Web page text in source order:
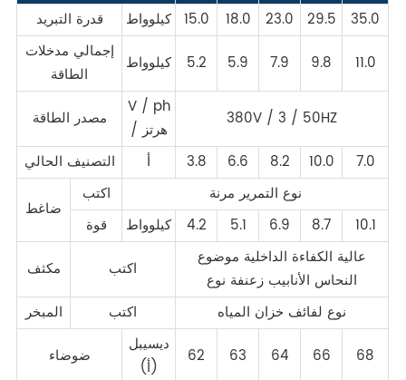
قدرة التبريد
كيلوواط 15.0 18.0 23.0 29.5
35.0
إجمالي مدخلات
الطاقة
كيلوواط 5.2 5.9 7.9 9.8 11.0
مصدر الطاقة
V / ph
/ هرتز
380V / 3 / 50HZ
التصنيف الحالي
أ 3.8 6.6 8.2 10.0 7.0
ضاغط
اكتب
نوع التمرير مرنة
قوة
كيلوواط 4.2 5.1 6.9 8.7
10.1
مكثف
اكتب
عالية الكفاءة الداخلية موضوع
النحاس الأنابيب زعنفة نوع
المبخر
اكتب
نوع لفائف خزان المياه
ضوضاء
ديسيبل
(أ)
62 63 64 66
68